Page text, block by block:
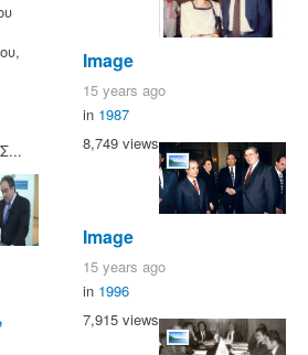
Image
15 years ago
in 1987
8,749 views
Image
15 years ago
in 1996
7,915 views